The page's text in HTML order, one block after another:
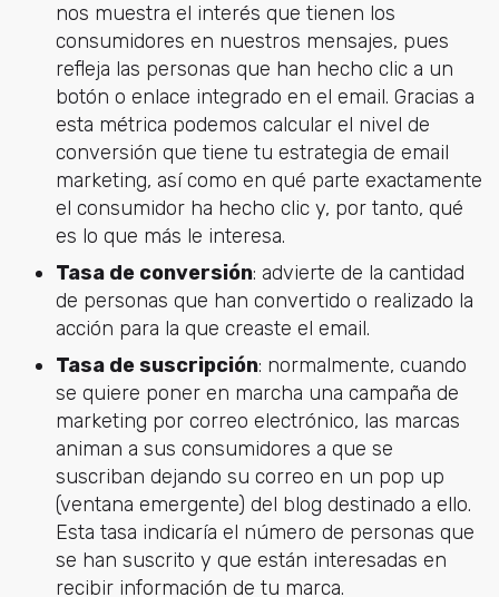
nos muestra el interés que tienen los
consumidores en nuestros mensajes, pues
refleja las personas que han hecho clic a un
botón o enlace integrado en el email. Gracias a
esta métrica podemos calcular el nivel de
conversión que tiene tu estrategia de email
marketing, así como en qué parte exactamente
el consumidor ha hecho clic y, por tanto, qué
es lo que más le interesa.
Tasa de conversión: advierte de la cantidad
de personas que han convertido o realizado la
acción para la que creaste el email.
Tasa de suscripción: normalmente, cuando
se quiere poner en marcha una campaña de
marketing por correo electrónico, las marcas
animan a sus consumidores a que se
suscriban dejando su correo en un pop up
(ventana emergente) del blog destinado a ello.
Esta tasa indicaría el número de personas que
se han suscrito y que están interesadas en
recibir información de tu marca.